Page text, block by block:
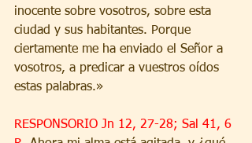
inocente sobre vosotros, sobre esta
ciudad y sus habitantes. Porque
ciertamente me ha enviado el Señor a
vosotros, a predicar a vuestros oídos
estas palabras.»
RESPONSORIO Jn 12, 27-28; Sal 41, 6